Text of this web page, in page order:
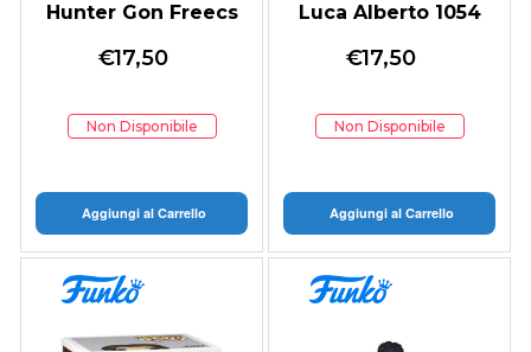
Hunter Gon Freecs
€17,50
Non Disponibile
Aggiungi al Carrello
Luca Alberto 1054
€17,50
Non Disponibile
Aggiungi al Carrello